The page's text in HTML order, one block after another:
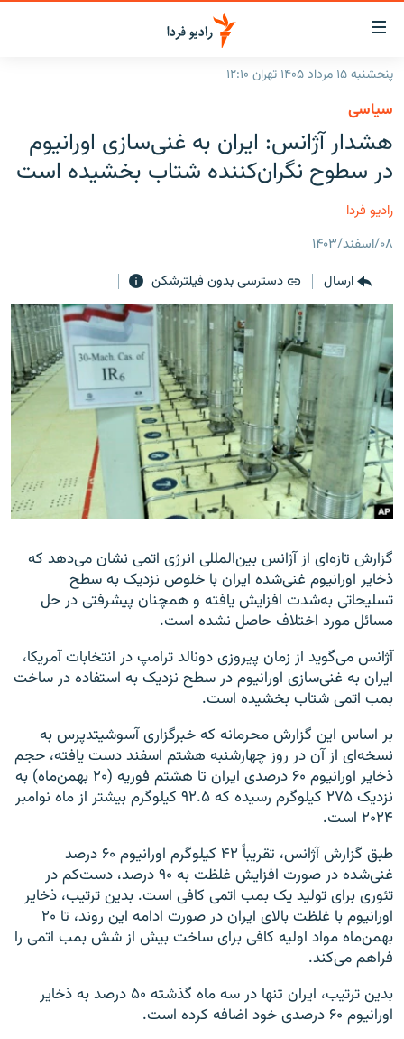
لینک‌های
قابلیت
دسترسی
بازگشت
اصلی
رفتن
به
صفحه
ایران
فرکانس‌ها
پادکست
گزارش‌های تصویری
گزارش‌های ویدئویی
زنان فردا
English
به ما بپیوندید
زبان‌های دیگر
پنجشنبه ۱۵ مرداد ۱۴۰۵ تهران ۱۲:۱۰
سیاسی
هشدار آژانس: ایران به غنی‌سازی اورانیوم
در سطوح نگران‌کننده شتاب بخشیده است
رادیو فردا
۰۸/اسفند/۱۴۰۳
ارسال
دسترسی بدون فیلترشکن
گزارش تازه‌ای از آژانس بین‌المللی انرژی اتمی نشان می‌دهد که
ذخایر اورانیوم غنی‌شده ایران با خلوص نزدیک به سطح
تسلیحاتی به‌شدت افزایش یافته و همچنان پیشرفتی در حل
مسائل مورد اختلاف حاصل نشده است.
آژانس می‌گوید از زمان پیروزی دونالد ترامپ در انتخابات آمریکا،
ایران به غنی‌سازی اورانیوم در سطح نزدیک به استفاده در ساخت
بمب اتمی شتاب بخشیده است.
بر اساس این گزارش محرمانه که خبرگزاری آسوشیتدپرس به
نسخه‌ای از آن در روز چهارشنبه هشتم اسفند دست یافته، حجم
ذخایر اورانیوم ۶۰ درصدی ایران تا هشتم فوریه (۲۰ بهمن‌ماه) به
نزدیک ۲۷۵ کیلوگرم رسیده که ۹۲.۵ کیلوگرم بیشتر از ماه نوامبر
۲۰۲۴ است.
طبق گزارش آژانس، تقریباً ۴۲ کیلوگرم اورانیوم ۶۰ درصد
غنی‌شده در صورت افزایش غلظت به ۹۰ درصد، دست‌کم در
تئوری برای تولید یک بمب اتمی کافی است. بدین ترتیب، ذخایر
اورانیوم با غلظت بالای ایران در صورت ادامه این روند، تا ۲۰
بهمن‌ماه مواد اولیه کافی برای ساخت بیش از شش بمب اتمی را
فراهم می‌کند.
بدین ترتیب، ایران تنها در سه ماه گذشته ۵۰ درصد به ذخایر
اورانیوم ۶۰ درصدی خود اضافه کرده است.